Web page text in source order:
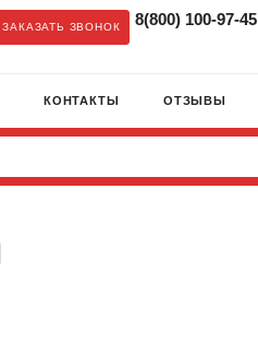
ЗАКАЗАТЬ ЗВОНОК 8(800) 100-97-45
КОНТАКТЫ ОТЗЫВЫ